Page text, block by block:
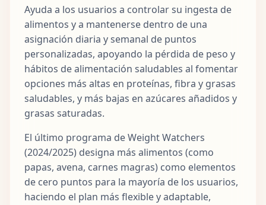
Ayuda a los usuarios a controlar su ingesta de
alimentos y a mantenerse dentro de una
asignación diaria y semanal de puntos
personalizadas, apoyando la pérdida de peso y
hábitos de alimentación saludables al fomentar
opciones más altas en proteínas, fibra y grasas
saludables, y más bajas en azúcares añadidos y
grasas saturadas.
El último programa de Weight Watchers
(2024/2025) designa más alimentos (como
papas, avena, carnes magras) como elementos
de cero puntos para la mayoría de los usuarios,
haciendo el plan más flexible y adaptable,